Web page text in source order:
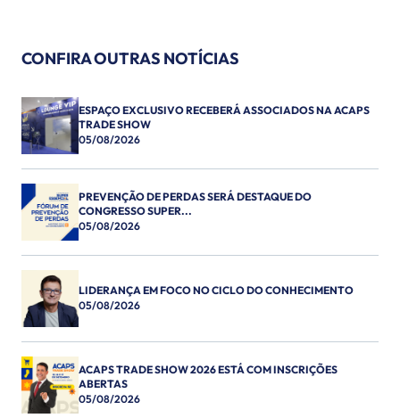
CONFIRA OUTRAS NOTÍCIAS
ESPAÇO EXCLUSIVO RECEBERÁ ASSOCIADOS NA ACAPS
TRADE SHOW
05/08/2026
PREVENÇÃO DE PERDAS SERÁ DESTAQUE DO
CONGRESSO SUPER...
05/08/2026
LIDERANÇA EM FOCO NO CICLO DO CONHECIMENTO
05/08/2026
ACAPS TRADE SHOW 2026 ESTÁ COM INSCRIÇÕES
ABERTAS
05/08/2026